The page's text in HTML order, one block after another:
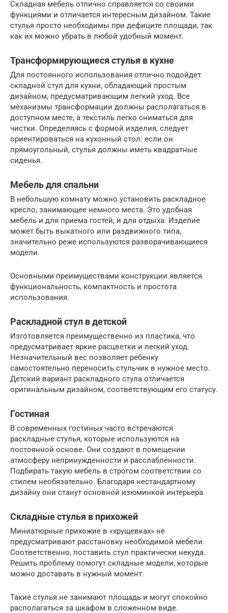
Складная мебель отлично справляется со своими
функциями и отличается интересным дизайном. Такие
стулья просто необходимы при дефиците площади, так
как их можно убрать в любой удобный момент.
Трансформирующиеся стулья в кухне
Для постоянного использования отлично подойдет
складной стул для кухни, обладающий простым
дизайном, предусматривающим легкий уход. Все
механизмы трансформации должны располагаться в
доступном месте, а текстиль легко сниматься для
чистки. Определяясь с формой изделия, следует
ориентироваться на кухонный стол: если он
прямоугольный, стулья должны иметь квадратные
сиденья.
Мебель для спальни
В небольшую комнату можно установить раскладное
кресло, занимающее немного места. Это удобная
мебель и для приема гостей, и для отдыха. Изделие
может быть выкатного или раздвижного типа,
значительно реже используются разворачивающиеся
модели.
Основными преимуществами конструкции является
функциональность, компактность и простота
использования.
Раскладной стул в детской
Изготовляется преимущественно из пластика, что
предусматривает яркие расцветки и легкий уход.
Незначительный вес позволяет ребенку
самостоятельно переносить стульчик в нужное место.
Детский вариант раскладного стула отличается
оригинальным дизайном, соответствующим его статусу.
Гостиная
В современных гостиных часто встречаются
раскладные стулья, которые используются на
постоянной основе. Они создают в помещении
атмосферу непринужденности и расслабленности.
Подбирать такую мебель в строгом соответствии со
стилем необязательно. Благодаря нестандартному
дизайну они станут основной изюминкой интерьера.
Складные стулья в прихожей
Миниатюрные прихожие в «хрущевках» не
предусматривают расстановку необходимой мебели.
Соответственно, поставить стул практически некуда.
Решить проблему помогут складные модели, которые
можно доставать в нужный момент.
Такие стулья не занимают площадь и могут спокойно
располагаться за шкафом в сложенном виде.